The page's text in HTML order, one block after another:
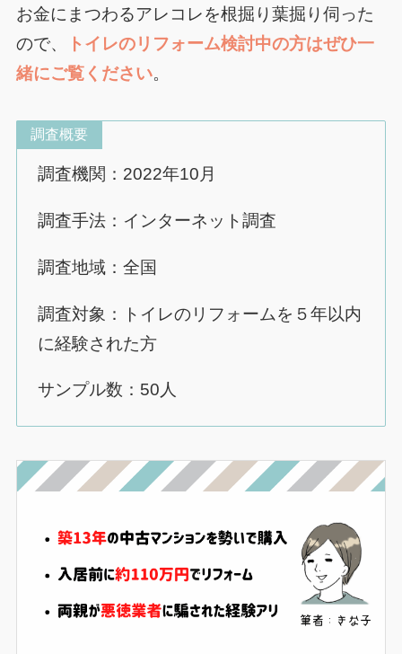
お金にまつわるアレコレを根掘り葉掘り伺った
ので、
トイレのリフォーム検討中の方はぜひ一
緒にご覧ください。
調査概要
調査機関：2022年10月
調査手法：インターネット調査
調査地域：全国
調査対象：トイレのリフォームを５年以内
に経験された方
サンプル数：50人